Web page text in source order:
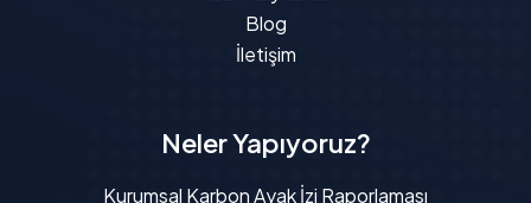
Blog
İletişim
Neler Yapıyoruz?
Kurumsal Karbon Ayak İzi Raporlaması